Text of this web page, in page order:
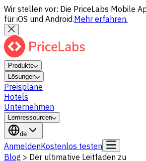
Wir stellen vor: Die PriceLabs Mobile
für iOS und Android.Mehr erfahren.
Produkte
Lösungen
Preispläne
Hotels
Unternehmen
Lernressourcen
de
AnmeldenKostenlos testen
Blog > Der ultimative Leitfaden zu